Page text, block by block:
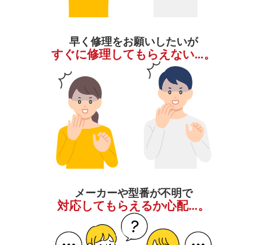
早く修理をお願いしたいが
すぐに修理してもらえない…。
メーカーや型番が不明で
対応してもらえるか心配…。